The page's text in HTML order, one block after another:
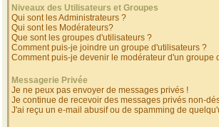
Niveaux des Utilisateurs et Groupes
Qui sont les Administrateurs ?
Qui sont les Modérateurs?
Que sont les groupes d'utilisateurs ?
Comment puis-je joindre un groupe d'utilisateurs ?
Comment puis-je devenir le modérateur d'un groupe
Messagerie Privée
Je ne peux pas envoyer de messages privés !
Je continue de recevoir des messages privés non-
J'ai reçu un e-mail abusif ou de spamming de